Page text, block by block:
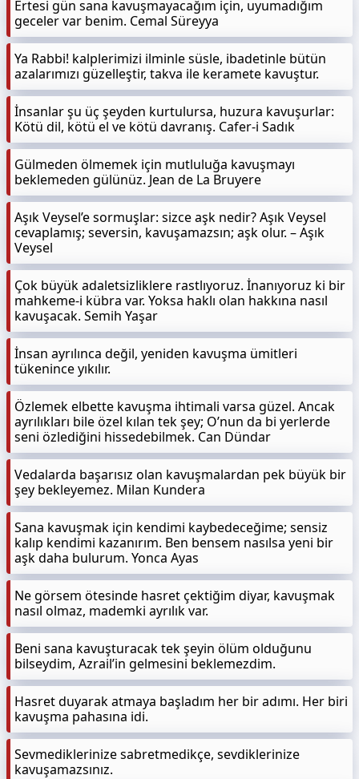
Ertesi gün sana kavuşmayacağım için, uyumadığım
geceler var benim. Cemal Süreyya
Ya Rabbi! kalplerimizi ilminle süsle, ibadetinle bütün
azalarımızı güzelleştir, takva ile keramete kavuştur.
İnsanlar şu üç şeyden kurtulursa, huzura kavuşurlar:
Kötü dil, kötü el ve kötü davranış. Cafer-i Sadık
Gülmeden ölmemek için mutluluğa kavuşmayı
beklemeden gülünüz. Jean de La Bruyere
Aşık Veysel’e sormuşlar: sizce aşk nedir? Aşık Veysel
cevaplamış; seversin, kavuşamazsın; aşk olur. – Aşık
Veysel
Çok büyük adaletsizliklere rastlıyoruz. İnanıyoruz ki bir
mahkeme-i kübra var. Yoksa haklı olan hakkına nasıl
kavuşacak. Semih Yaşar
İnsan ayrılınca değil, yeniden kavuşma ümitleri
tükenince yıkılır.
Özlemek elbette kavuşma ihtimali varsa güzel. Ancak
ayrılıkları bile özel kılan tek şey; O’nun da bi yerlerde
seni özlediğini hissedebilmek. Can Dündar
Vedalarda başarısız olan kavuşmalardan pek büyük bir
şey bekleyemez. Milan Kundera
Sana kavuşmak için kendimi kaybedeceğime; sensiz
kalıp kendimi kazanırım. Ben bensem nasılsa yeni bir
aşk daha bulurum. Yonca Ayas
Ne görsem ötesinde hasret çektiğim diyar, kavuşmak
nasıl olmaz, mademki ayrılık var.
Beni sana kavuşturacak tek şeyin ölüm olduğunu
bilseydim, Azrail’in gelmesini beklemezdim.
Hasret duyarak atmaya başladım her bir adımı. Her biri
kavuşma pahasına idi.
Sevmediklerinize sabretmedikçe, sevdiklerinize
kavuşamazsınız.